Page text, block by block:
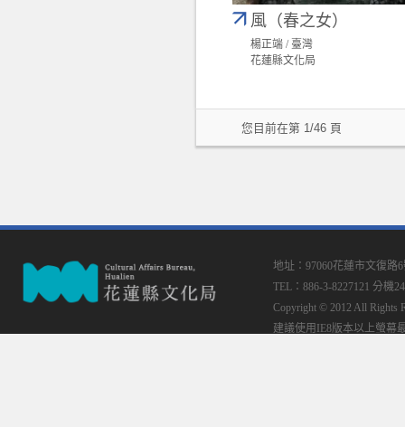
風（春之女）
楊正端 / 臺灣
花蓮縣文化局
您目前在第 1/46 頁
地址：97060花蓮市文復路
TEL：886-3-8227121 分機
Copyright © 2012 All Rights
建議使用IE8版本以上螢幕